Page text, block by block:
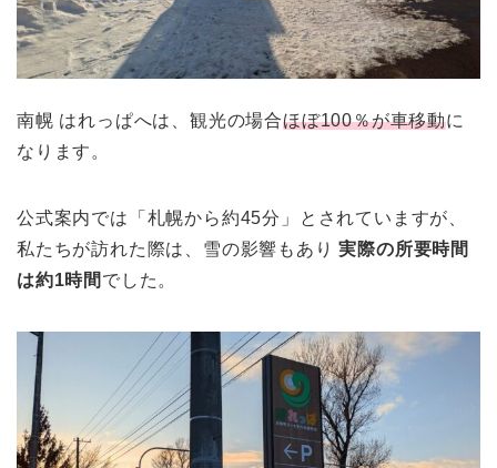
南幌 はれっぱへは、観光の場合ほぼ100％が車移動に
なります。
公式案内では「札幌から約45分」とされていますが、
私たちが訪れた際は、雪の影響もあり 実際の所要時間
は約1時間 でした。